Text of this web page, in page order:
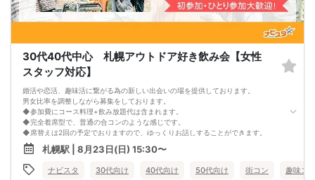
4. イベントページ内の「お申し込み状況」等はキャンセルなどで当日の参加人
数、男女比率と異なる可能性がございます。
5. 当日は店舗の外ではなく店舗内で受付いたします。店内に入り店員に「街コン
7. 当日は年齢確認のできる身分証をお持ちください。イベントの対象年齢でない
ことが発覚した場合、参加費を全額徴収し返金はいたしかねます。
8. 15分以上の遅刻はキャンセルとみなす可能性があります。
9. 当日受付にお越しになってからのキャンセル、途中キャンセルは出来ません。
10. イベント中止に伴うユーザーへの返金額は、チケット代金となり、交通費、宿
泊費、通信費等の返金は行いません。
11. 領収書の発行はいたしかねます。
お申し込みが完了した時点で上記すべての事項に同意したと判断いたします。
8/23(日)20-39アニメ好きコン札幌
30代40代中心 札幌アウトドア好き飲み会【女性
スタッフ対応】
婚活や恋活、趣味活に繋がる為の新しい出会いの場を提供しております。
男女比率を調整しながら募集をしております。
◆参加費にコース料理+飲み放題代は含まれます。
◆完全着席型で、普通の合コンのような感じです。
◆席替えは2回の予定でおりますので、ゆっくりお話しすることができます。
少人数開催の場合席替えがない場合もございます。
◆スタートから終わりまで、スタッフも同行しますので、一人参加の方や初参加
の方も安心だと思います。
◆カップリング・プロフィールカードの記入はございません。
札幌駅 | 8月23日(日) 15:30〜
ナビスタ 30代向け 40代向け 50代向け 街コン 趣味コ